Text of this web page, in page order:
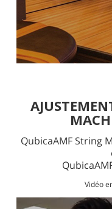
QubicaAMF String
Vidéo